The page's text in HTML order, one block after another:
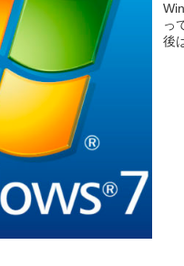
っ
後